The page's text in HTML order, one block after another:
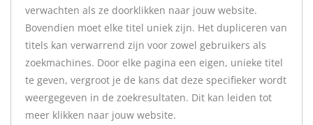
verwachten als ze doorklikken naar jouw website.
Bovendien moet elke titel uniek zijn. Het dupliceren van
titels kan verwarrend zijn voor zowel gebruikers als
zoekmachines. Door elke pagina een eigen, unieke titel
te geven, vergroot je de kans dat deze specifieker wordt
weergegeven in de zoekresultaten. Dit kan leiden tot
meer klikken naar jouw website.